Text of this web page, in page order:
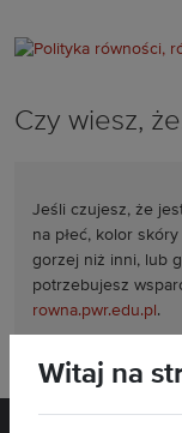
Czy wiesz,
Jeśli czujesz, że
na płeć, kolor
gorzej niż inni, lub
potrzebujesz
rowna.pwr.edu.pl .
Witaj na